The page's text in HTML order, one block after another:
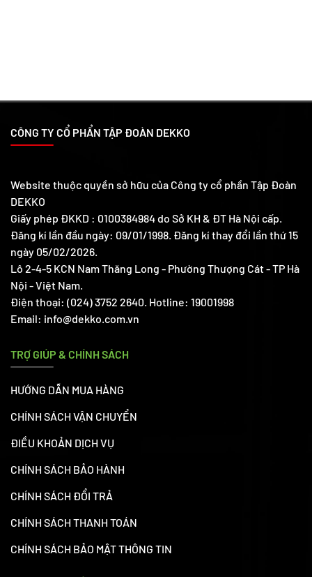
CÔNG TY CỔ PHẨN TẬP ĐOÀN DEKKO
Website thuộc quyền sở hữu của Công ty cổ phần Tập Đoàn
DEKKO
Giấy phép ĐKKD : 0100384984 do Sở KH & ĐT Hà Nội cấp.
Đăng kí lần đầu ngày: 09/01/1998. Đăng kí thay đổi lần thứ 15
ngày 05/02/2026.
Lô 2-4-5 KCN Nam Thăng Long - Phường Thượng Cát - TP Hà
Nội - Việt Nam.
Điện thoại: (024) 3752 2640. Hotline: 19001998
Email: info@dekko.com.vn
TRỢ GIÚP & CHÍNH SÁCH
HƯỚNG DẪN MUA HÀNG
CHÍNH SÁCH VẬN CHUYỂN
ĐIỀU KHOẢN DỊCH VỤ
CHÍNH SÁCH BẢO HÀNH
CHÍNH SÁCH ĐỔI TRẢ
CHÍNH SÁCH THANH TOÁN
CHÍNH SÁCH BẢO MẬT THÔNG TIN